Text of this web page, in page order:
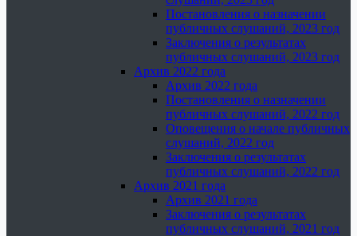
Постановления о назначении
публичных слушаний, 2023 год
Заключения о результатах
публичных слушаний, 2023 год
Архив 2022 года
Архив 2022 года
Постановления о назначении
публичных слушаний, 2022 год
Оповещения о начале публичных
слушаний, 2022 год
Заключения о результатах
публичных слушаний, 2022 год
Архив 2021 года
Архив 2021 года
Заключения о результатах
публичных слушаний, 2021 год